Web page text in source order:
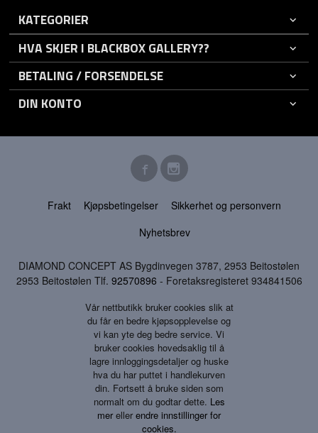
KATEGORIER
HVA SKJER I BLACKBOX GALLERY??
BETALING / FORSENDELSE
DIN KONTO
Frakt Kjøpsbetingelser
Sikkerhet og personvern
Nyhetsbrev
DIAMOND CONCEPT AS Bygdinvegen 3787, 2953 Beitostølen
2953 Beitostølen Tlf. 92570896 - Foretaksregisteret 934841506
Vår nettbutikk bruker cookies slik at
du får en bedre kjøpsopplevelse og
vi kan yte deg bedre service. Vi
bruker cookies hovedsaklig til å
lagre innloggingsdetaljer og huske
hva du har puttet i handlekurven
din. Fortsett å bruke siden som
normalt om du godtar dette. Les
mereller endre innstillinger for
cookies.